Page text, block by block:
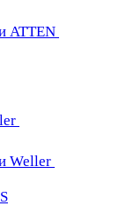
ATTEN
Weller